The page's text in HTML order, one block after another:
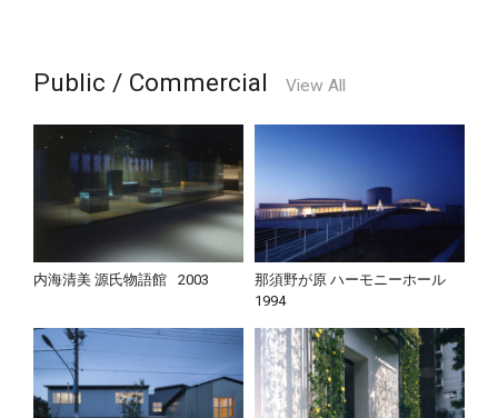
Public / Commercial View All
内海清美 源氏物語館 2003
那須野が原 ハーモニーホール
1994